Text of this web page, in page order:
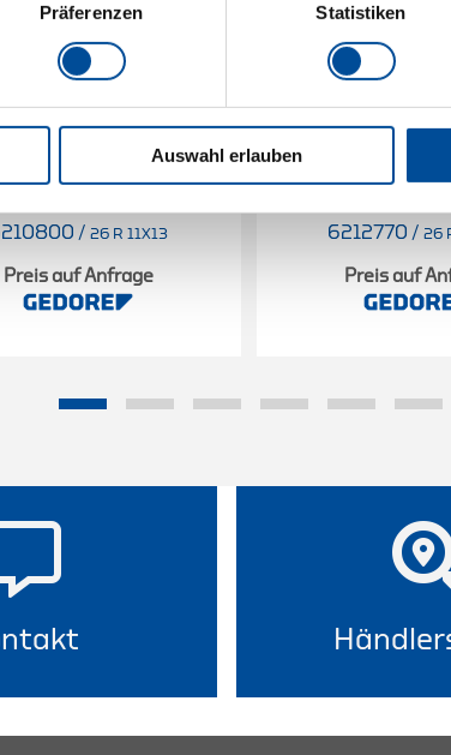
Präferenzen Statistiken
Auswahl erlauben
/ 26 R 11X13
Preis auf Anfrage
6212770 / 26
Preis auf